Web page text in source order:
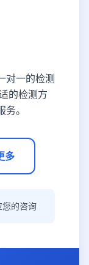
对一的检测
的检测方
。
多
的咨询